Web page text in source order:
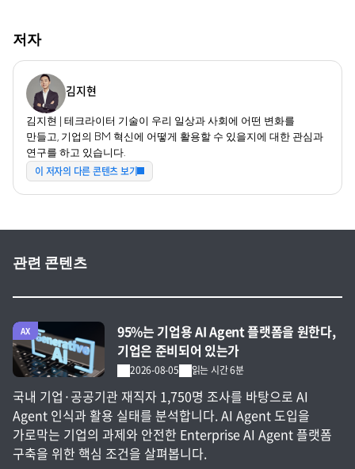
저자
김지현
김지현 | 테크라이터 기술이 우리 일상과 사회에 어떤 변화를
만들고, 기업의 BM 혁신에 어떻게 활용할 수 있을지에 대한 관심과
연구를 하고 있습니다.
이 저자의 다른 콘텐츠 보기
관련 콘텐츠
전체 글 보기
AX
2026-08-05 읽는 시간 6분
95%는 기업용 AI Agent 플랫폼을 원한다,
기업은 준비되어 있는가
국내 기업·공공기관 재직자 1,750명 조사를 바탕으로 AI
Agent 인식과 활용 실태를 분석합니다. AI Agent 도입을
가로막는 기업의 과제와 안전한 Enterprise AI Agent 플랫폼
구축을 위한 핵심 조건을 살펴봅니다.